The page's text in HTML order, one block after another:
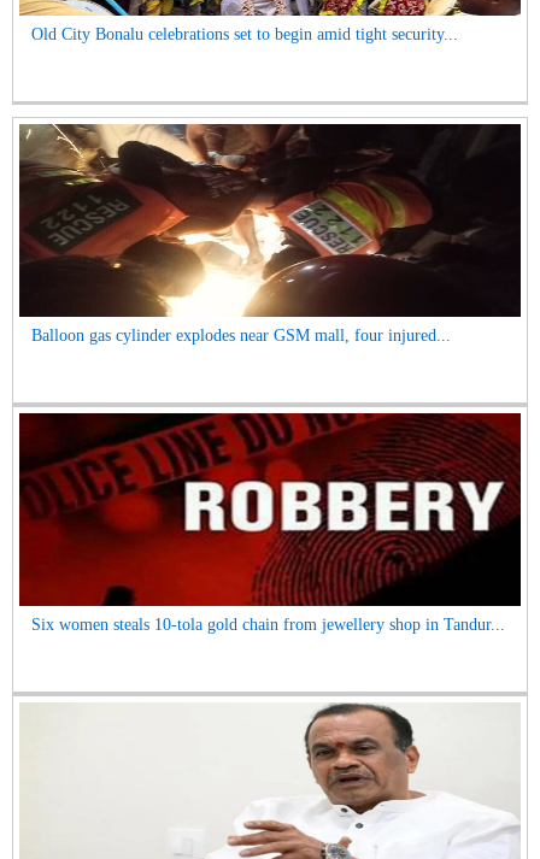
Old City Bonalu celebrations set to begin amid tight security...
Balloon gas cylinder explodes near GSM mall, four injured...
Six women steals 10-tola gold chain from jewellery shop in Tandur...